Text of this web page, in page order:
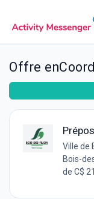
Offre
Ville de
Bois-
de C$